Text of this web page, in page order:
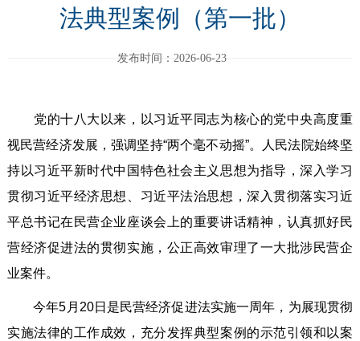
法典型案例（第一批）
发布时间：2026-06-23
党的十八大以来，以习近平同志为核心的党中央高度重
视民营经济发展，强调坚持“两个毫不动摇”。人民法院始终坚
持以习近平新时代中国特色社会主义思想为指导，深入学习
贯彻习近平经济思想、习近平法治思想，深入贯彻落实习近
平总书记在民营企业座谈会上的重要讲话精神，认真抓好民
营经济促进法的贯彻实施，公正高效审理了一大批涉民营企
业案件。
今年5月20日是民营经济促进法实施一周年，为展现贯彻
实施法律的工作成效，充分发挥典型案例的示范引领和以案